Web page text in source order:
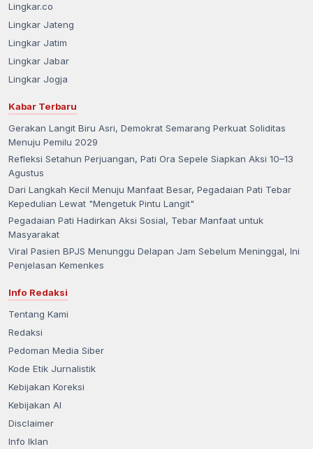
Lingkar.co
Lingkar Jateng
Lingkar Jatim
Lingkar Jabar
Lingkar Jogja
Kabar Terbaru
Gerakan Langit Biru Asri, Demokrat Semarang Perkuat Soliditas
Menuju Pemilu 2029
Refleksi Setahun Perjuangan, Pati Ora Sepele Siapkan Aksi 10–13
Agustus
Dari Langkah Kecil Menuju Manfaat Besar, Pegadaian Pati Tebar
Kepedulian Lewat "Mengetuk Pintu Langit"
Pegadaian Pati Hadirkan Aksi Sosial, Tebar Manfaat untuk
Masyarakat
Viral Pasien BPJS Menunggu Delapan Jam Sebelum Meninggal, Ini
Penjelasan Kemenkes
Info Redaksi
Tentang Kami
Redaksi
Pedoman Media Siber
Kode Etik Jurnalistik
Kebijakan Koreksi
Kebijakan AI
Disclaimer
Info Iklan